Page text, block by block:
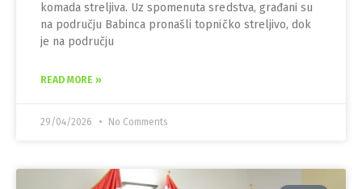
komada streljiva. Uz spomenuta sredstva, građani su
na području Babinca pronašli topničko streljivo, dok
je na području
READ MORE »
29/04/2026 No Comments